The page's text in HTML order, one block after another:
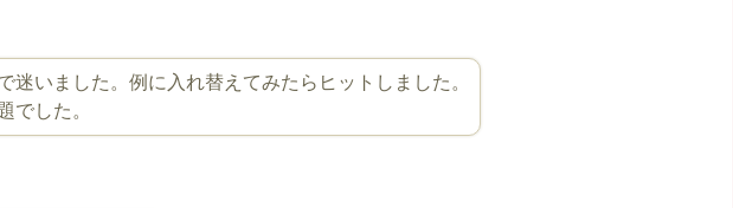
迷いました。例に入れ替えてみたらヒットしました。
でした。